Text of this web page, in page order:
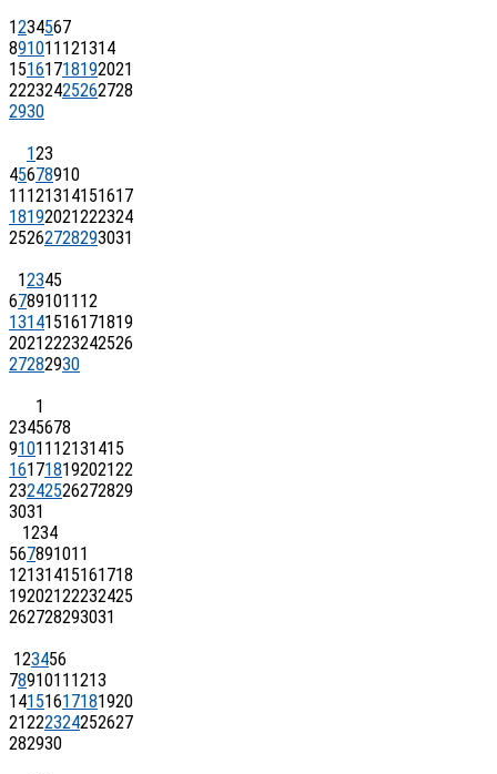
1234567
891011 121314
15161718192021
22232425262728
2930
123
45678910
11 121314151617
18192021222324
25262728293031
12345
67891011 12
13141516171819
20212223242526
27282930
1
2345678
91011 12131415
16171819202122
23242526272829
3031
1234
567891011
12131415161718
19202122232425
262728293031
123456
7891011 1213
14151617181920
21222324252627
282930